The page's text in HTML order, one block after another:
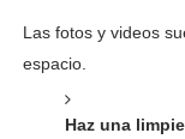
Las fotos y videos
espacio.
Haz una